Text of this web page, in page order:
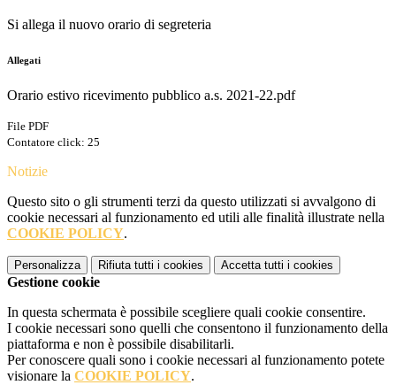
Si allega il nuovo orario di segreteria
Allegati
Orario estivo ricevimento pubblico a.s. 2021-22.pdf
File PDF
Contatore click: 25
Notizie
Questo sito o gli strumenti terzi da questo utilizzati si avvalgono di
cookie necessari al funzionamento ed utili alle finalità illustrate nella
COOKIE POLICY.
Personalizza Rifiuta tutti i cookies Accetta tutti i cookies
Gestione cookie
In questa schermata è possibile scegliere quali cookie consentire.
I cookie necessari sono quelli che consentono il funzionamento della
piattaforma e non è possibile disabilitarli.
Per conoscere quali sono i cookie necessari al funzionamento potete
visionare la COOKIE POLICY.